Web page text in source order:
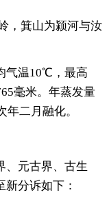
，箕山为颍河与汝
气温10℃，最高
毫米。年蒸发量
二月融化。
、元古界、古生
分诉如下：